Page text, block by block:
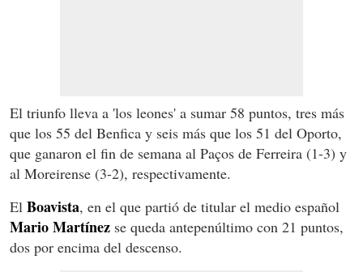
El triunfo lleva a 'los leones' a sumar 58 puntos, tres más
que los 55 del Benfica y seis más que los 51 del Oporto,
que ganaron el fin de semana al Paços de Ferreira (1-3) y
al Moreirense (3-2), respectivamente.
El Boavista, en el que partió de titular el medio español
Mario Martínez se queda antepenúltimo con 21 puntos,
dos por encima del descenso.